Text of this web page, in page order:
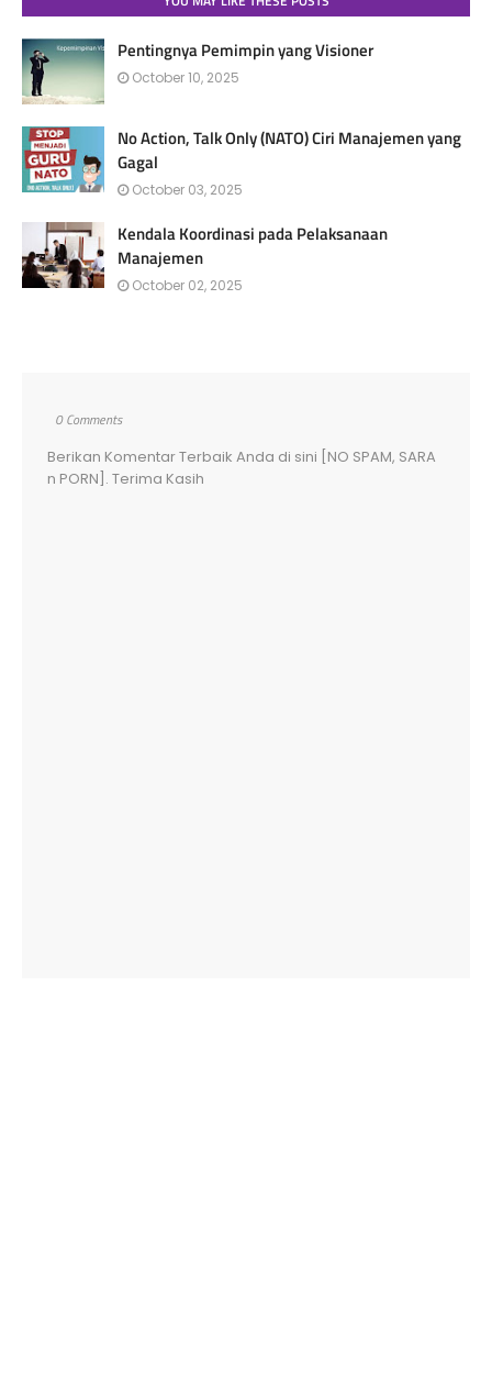
Pentingnya Pemimpin yang Visioner
October 10, 2025
No Action, Talk Only (NATO) Ciri Manajemen yang
Gagal
October 03, 2025
Kendala Koordinasi pada Pelaksanaan
Manajemen
October 02, 2025
0 Comments
Berikan Komentar Terbaik Anda di sini [NO SPAM, SARA
n PORN]. Terima Kasih